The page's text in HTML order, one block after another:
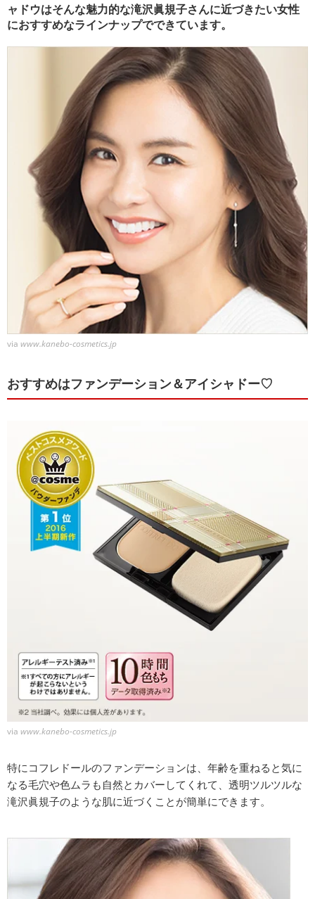
ャドウはそんな魅力的な滝沢眞規子さんに近づきたい女性
におすすめなラインナップでできています。
via www.kanebo-cosmetics.jp
おすすめはファンデーション＆アイシャドー♡
via www.kanebo-cosmetics.jp
特にコフレドールのファンデーションは、年齢を重ねると気に
なる毛穴や色ムラも自然とカバーしてくれて、透明ツルツルな
滝沢眞規子のような肌に近づくことが簡単にできます。